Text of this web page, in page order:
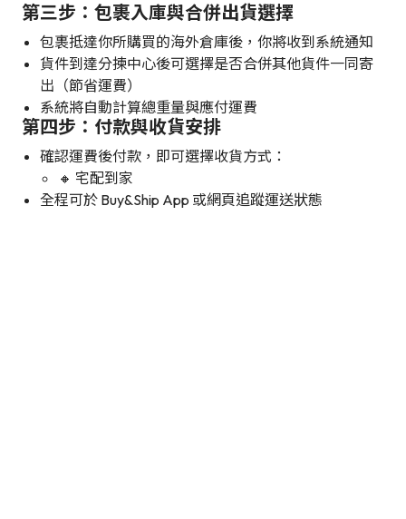
第三步：包裹入庫與合併出貨選擇
包裹抵達你所購買的海外倉庫後，你將收到系統通知
貨件到達分揀中心後可選擇是否合併其他貨件一同寄
出（節省運費）
系統將自動計算總重量與應付運費
第四步：付款與收貨安排
確認運費後付款，即可選擇收貨方式：
🔸 宅配到家
全程可於 Buy&Ship App 或網頁追蹤運送狀態